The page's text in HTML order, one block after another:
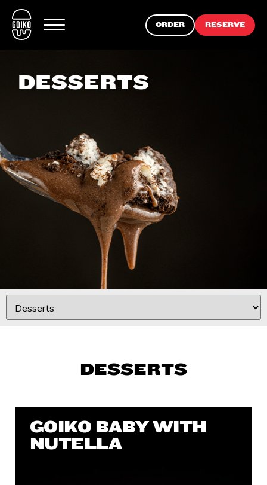
ORDER RESERVE
DESSERTS
DESSERTS
GOIKO BABY WITH
NUTELLA